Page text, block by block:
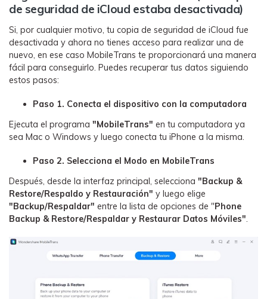
de seguridad de iCloud estaba desactivada)󠀲󠀡󠀠󠀥󠀩󠀧󠀤󠀤󠀡󠀳
󠀰Si, por cualquier motivo, tu copia de seguridad de iCloud fue
desactivada y ahora no tienes acceso para realizar una de
nuevo, en ese caso MobileTrans te proporcionará una manera
fácil para conseguirlo.󠀲󠀡󠀠󠀥󠀩󠀧󠀤󠀤󠀢󠀳󠀰 Puedes recuperar tus datos siguiendo
estos pasos:󠀲󠀡󠀠󠀥󠀩󠀧󠀤󠀤󠀣󠀳
Paso 1. Conecta el dispositivo con la computadora
󠀰Ejecuta el programa "MobileTrans" en tu computadora ya
sea Mac o Windows y luego conecta tu iPhone a la misma.󠀲󠀡󠀠󠀥󠀩󠀧󠀤󠀤󠀦󠀳
Paso 2. Selecciona el Modo en MobileTrans󠀲󠀡󠀠󠀥󠀩󠀧󠀤󠀤󠀨
Después, desde la interfaz principal, selecciona "Backup &
Restore/Respaldo y Restauración" y luego elige
"Backup/Respaldar" entre la lista de opciones de "Phone
Backup & Restore/Respaldar y Restaurar Datos Móviles".